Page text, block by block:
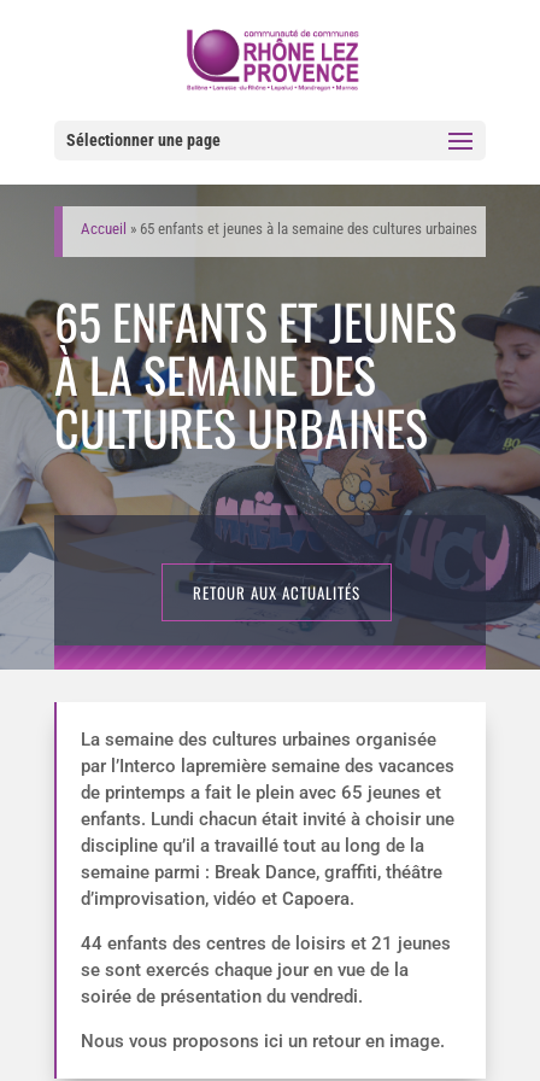
Sélectionner une page
Accueil » 65 enfants et jeunes à la semaine des cultures urbaines
65 ENFANTS ET JEUNES
À LA SEMAINE DES
CULTURES URBAINES
RETOUR AUX ACTUALITÉS
La semaine des cultures urbaines organisée
par l’Interco lapremière semaine des vacances
de printemps a fait le plein avec 65 jeunes et
enfants. Lundi chacun était invité à choisir une
discipline qu’il a travaillé tout au long de la
semaine parmi : Break Dance, graffiti, théâtre
d’improvisation, vidéo et Capoera.
44 enfants des centres de loisirs et 21 jeunes
se sont exercés chaque jour en vue de la
soirée de présentation du vendredi.
Nous vous proposons ici un retour en image.